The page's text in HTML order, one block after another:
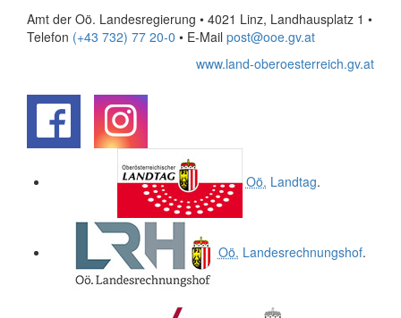
Amt der Oö. Landesregierung • 4021 Linz, Landhausplatz 1 •
Telefon (+43 732) 77 20-0 • E-Mail post@ooe.gv.at
www.land-oberoesterreich.gv.at
Oö. Landtag.
Oö. Landesrechnungshof.